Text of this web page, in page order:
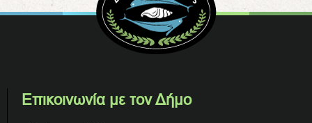
Επικοινωνία με τον Δήμο